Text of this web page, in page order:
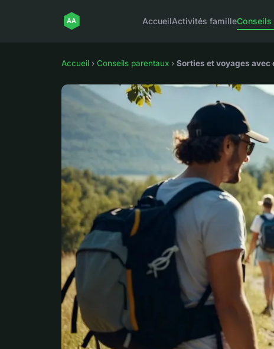
AccueilActivités familleConseils
Accueil › Conseils parentaux › Sorties et voyages avec